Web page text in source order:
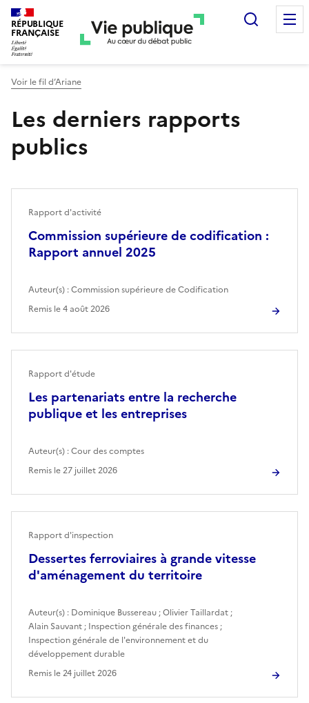
RÉPUBLIQUE
FRANÇAISE
Voir le fil d’Ariane
Les derniers rapports
publics
Commission supérieure de codification :
Rapport annuel 2025
Rapport d'activité
Auteur(s) :Commission supérieure de Codification
Remis le4 août 2026
Les partenariats entre la recherche
publique et les entreprises
Rapport d'étude
Auteur(s) :Cour des comptes
Remis le27 juillet 2026
Dessertes ferroviaires à grande vitesse
d'aménagement du territoire
Rapport d'inspection
Auteur(s) : Dominique Bussereau ;Olivier Taillardat ;
Alain Sauvant ; Inspection générale des finances ;
Inspection générale de l'environnement et du
développement durable
Remis le24 juillet 2026